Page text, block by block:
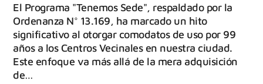
El Programa "Tenemos Sede", respaldado por la
Ordenanza N° 13.169, ha marcado un hito
significativo al otorgar comodatos de uso por 99
años a los Centros Vecinales en nuestra ciudad.
Este enfoque va más allá de la mera adquisición
de…